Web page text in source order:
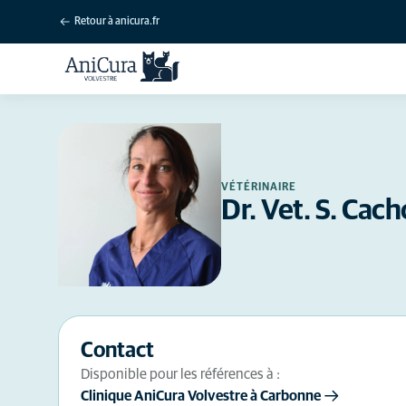
Retour à anicura.fr
VÉTÉRINAIRE
Dr. Vet. S.
Contact
Disponible pour les références à :
Clinique AniCura Volvestre à Carbonne